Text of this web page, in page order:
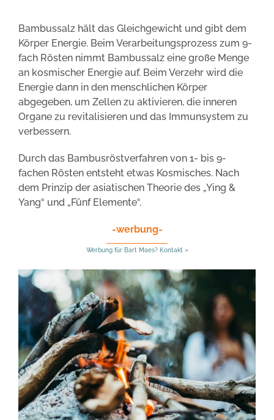
Bambussalz hält das Gleichgewicht und gibt dem
Körper Energie. Beim Verarbeitungsprozess zum 9-
fach Rösten nimmt Bambussalz eine große Menge
an kosmischer Energie auf. Beim Verzehr wird die
Energie dann in den menschlichen Körper
abgegeben, um Zellen zu aktivieren, die inneren
Organe zu revitalisieren und das Immunsystem zu
verbessern.
Durch das Bambusröstverfahren von 1- bis 9-
fachen Rösten entsteht etwas Kosmisches. Nach
dem Prinzip der asiatischen Theorie des „Ying &
Yang“ und „Fünf Elemente“.
-werbung-
Werbung für Bart Maes? Kontakt »